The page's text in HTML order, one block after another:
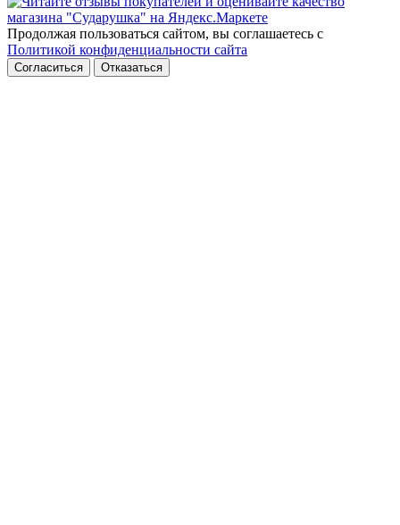
Продолжая пользоваться сайтом, вы соглашаетесь с
Политикой конфиденциальности сайта
Согласиться Отказаться